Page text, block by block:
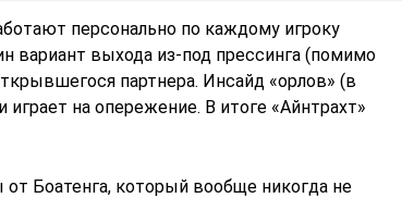
персонально по каждому игроку
вариант выхода из-под прессинга (помимо
партнера. Инсайд «орлов» (в
играет на опережение. В итоге «Айнтрахт»
Боатенга, который вообще никогда не